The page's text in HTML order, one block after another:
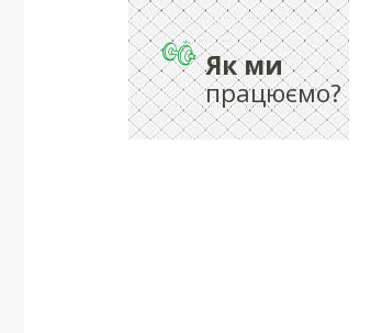
Як ми
працюємо?